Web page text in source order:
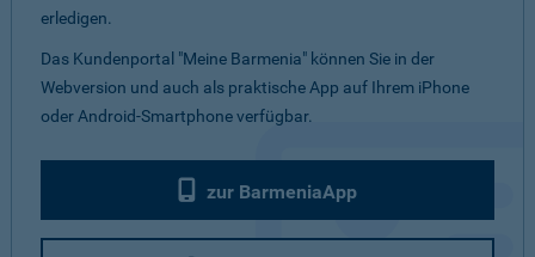
erledigen.
Das Kundenportal "Meine Barmenia" können Sie in der
Webversion und auch als praktische App auf Ihrem iPhone
oder Android-Smartphone verfügbar.
zur BarmeniaApp